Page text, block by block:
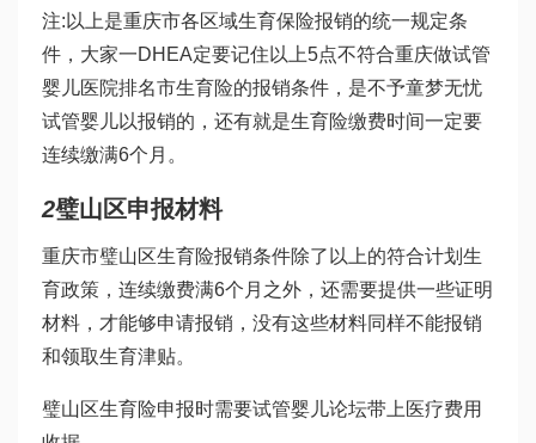
注:以上是重庆市各区域生育保险报销的统一规定条
件，大家一DHEA定要记住以上5点不符合重庆做试管
婴儿医院排名市生育险的报销条件，是不予童梦无忧
试管婴儿以报销的，还有就是生育险缴费时间一定要
连续缴满6个月。
2璧山区申报材料
重庆市璧山区生育险报销条件除了以上的符合计划生
育政策，连续缴费满6个月之外，还需要提供一些证明
材料，才能够申请报销，没有这些材料同样不能报销
和领取生育津贴。
璧山区生育险申报时需要试管婴儿论坛带上医疗费用